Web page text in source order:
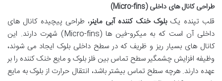
طراحی کانال های داخلی (Micro-fins)
قلب تپنده یکبلوک خنک کننده آبی ماینر، طراحی پیچیده کانال های
داخلی آن است که به میکرو-فین ها (Micro-fins) شهرت دارند. این
کانال های بسیار ریز و ظریف که در سطح داخلی بلوک ایجاد می شوند،
وظیفه افزایش چشمگیر سطح تماس بین فلز بلوک و مایع خنک کننده را بر
عهده دارند. هرچه سطح تماس بیشتر باشد، انتقال حرارت از بلوک به مایع